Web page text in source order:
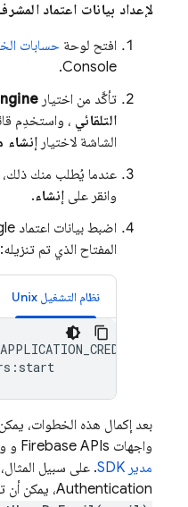
لإعداد بيانات اعتماد
افتح لوحة حسابات
Console.
تأكَّد من اختيار
التلقائي ، واستخدِم
الشاشة لاختيار إنشاء
عندما يُطلب منك ذلك،
وانقر على إنشاء.
المفتاح الذي تم تنزيله:
نظام التشغيل Unix
بعد إكمال هذه الخطوات،
واجهات Firebase APIs و واجهات Google APIs باستخدام
مدير SDK
. على سبيل
Authentication، يمكن أن